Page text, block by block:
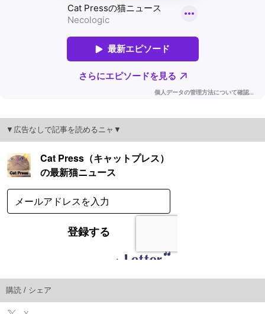
▼広告なしで記事を読めるニャ▼
購読 / シェア